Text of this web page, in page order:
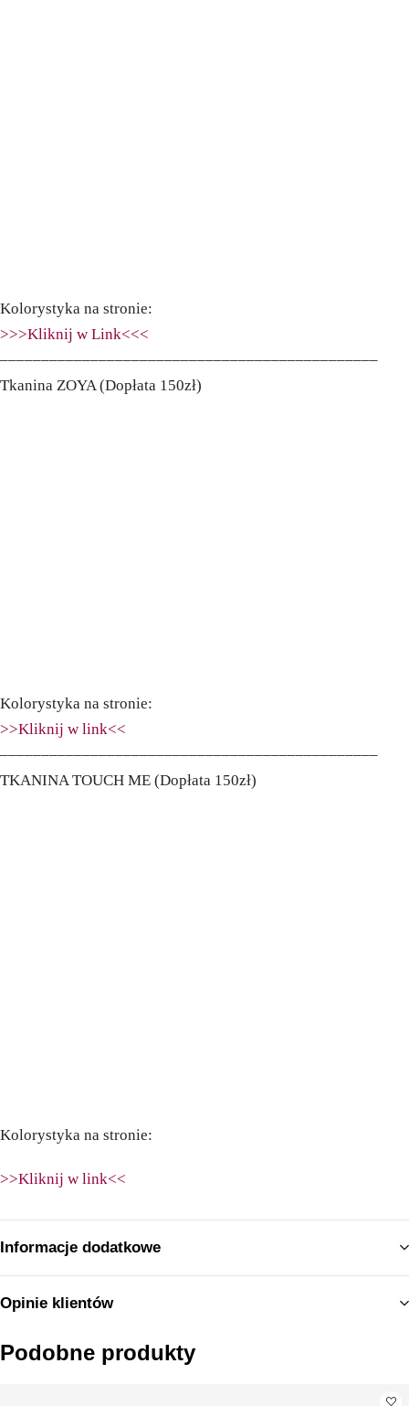
Kolorystyka na stronie:
>>>Kliknij w Link<<<
––––––––––––––––––––––––––––––––––––––––––––––
Tkanina ZOYA (Dopłata 150zł)
Kolorystyka na stronie:
>>Kliknij w link<<
––––––––––––––––––––––––––––––––––––––––––––––
TKANINA TOUCH ME (Dopłata 150zł)
Kolorystyka na stronie:
>>Kliknij w link<<
Informacje dodatkowe
Opinie klientów
Podobne produkty